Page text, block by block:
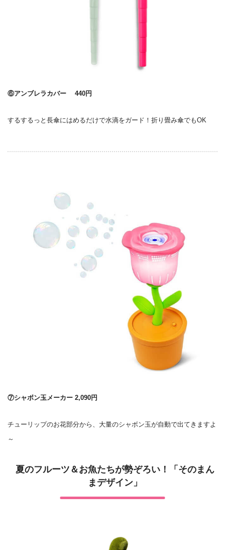
⑥アンブレラカバー 440円
するするっと長傘にはめるだけで水滴をガード！折り畳み傘でもOK
⑦シャボン玉メーカー 2,090円
チューリップのお花部分から、大量のシャボン玉が自動で出てきますよ
～
夏のフルーツ＆お魚たちが勢ぞろい！「そのまん
まデザイン」